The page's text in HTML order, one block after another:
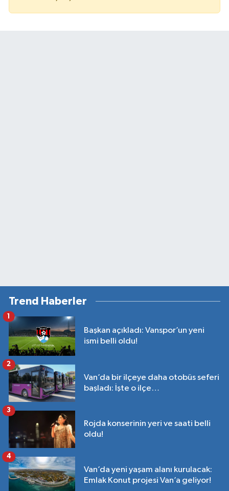
Trend Haberler
Başkan açıkladı: Vanspor’un yeni
ismi belli oldu!
1
Van’da bir ilçeye daha otobüs seferi
başladı: İşte o ilçe…
2
Rojda konserinin yeri ve saati belli
oldu!
3
Van’da yeni yaşam alanı kurulacak:
Emlak Konut projesi Van’a geliyor!
4